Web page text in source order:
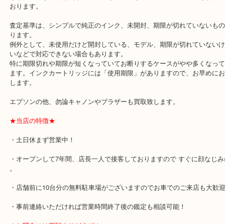
・間違えて購入してしまった。
・プリンター等を買い替えたためストックしていたものが使えなく
などで勿体ないけど使う事の出来ない不用なインクカートリッジを
おります。
査定基準は、シンプルで純正のインク、未開封、期限が切れていな
ります。
例外として、未使用だけど開封している、モデル、期限が切れてい
いなどで対応できない場合もあります。
特に期限切れや期限が短くなっていてお断りするケースがやや多く
ます。インクカートリッジには「使用期限」がありますので、お早
エプソンの他、勿論キャノンやブラザーも買取致します。
★当店の特徴★
・土日休まず営業中！